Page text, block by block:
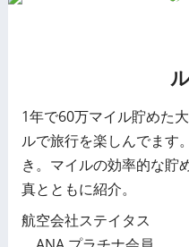
1年で60万マイル貯めた
ルで旅行を楽しんでます
き。マイルの効率的な貯
真とともに紹介。
航空会社ステイタス